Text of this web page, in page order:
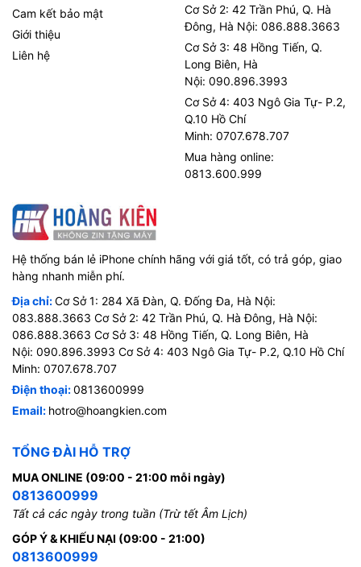
Cam kết bảo mật
Giới thiệu
Liên hệ
Cơ Sở 2: 42 Trần Phú, Q. Hà
Đông, Hà Nội: 086.888.3663
Cơ Sở 3: 48 Hồng Tiến, Q.
Long Biên, Hà
Nội: 090.896.3993
Cơ Sở 4: 403 Ngô Gia Tự- P.2,
Q.10 Hồ Chí
Minh: 0707.678.707
Mua hàng online:
0813.600.999
Hệ thống bán lẻ iPhone chính hãng với giá tốt, có trả góp, giao
hàng nhanh miễn phí.
Địa chỉ:Cơ Sở 1: 284 Xã Đàn, Q. Đống Đa, Hà Nội:
083.888.3663 Cơ Sở 2: 42 Trần Phú, Q. Hà Đông, Hà Nội:
086.888.3663 Cơ Sở 3: 48 Hồng Tiến, Q. Long Biên, Hà
Nội: 090.896.3993 Cơ Sở 4: 403 Ngô Gia Tự- P.2, Q.10 Hồ Chí
Minh: 0707.678.707
Điện thoại:0813600999
Email: hotro@hoangkien.com
TỔNG ĐÀI HỖ TRỢ
MUA ONLINE (09:00 - 21:00 mỗi ngày)
0813600999
Tất cả các ngày trong tuần (Trừ tết Âm Lịch)
GÓP Ý & KHIẾU NẠI (09:00 - 21:00)
0813600999